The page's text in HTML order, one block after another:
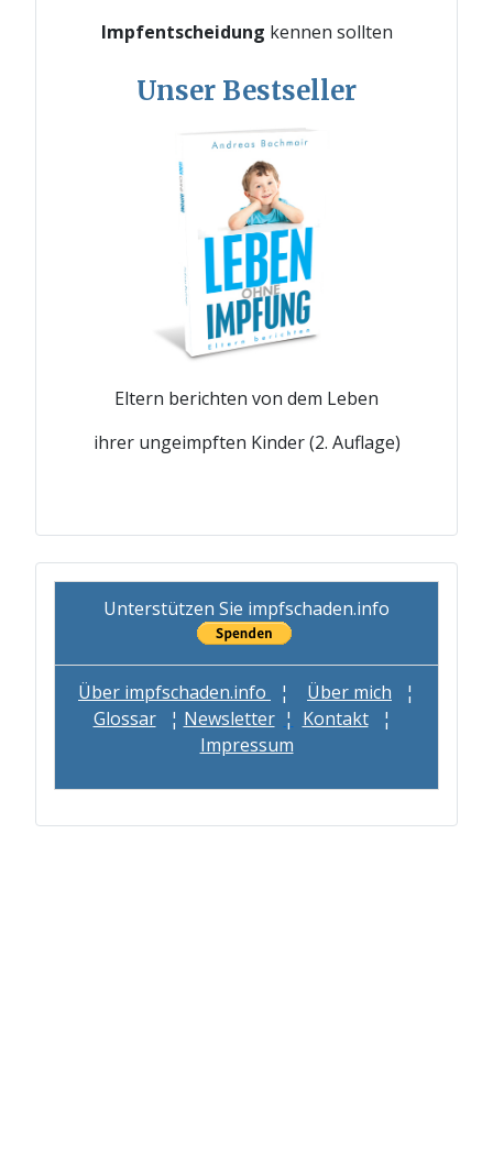
Impfentscheidung kennen sollten
Unser Bestseller
Eltern berichten von dem Leben
ihrer ungeimpften Kinder (2. Auflage)
Unterstützen Sie impfschaden.info
Über impfschaden.info ¦ Über mich
¦
Glossar
¦ Newsletter ¦ Kontakt
¦
Impressum